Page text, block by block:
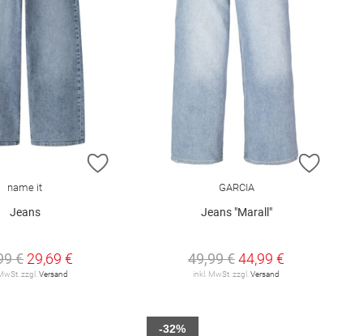
HINZUFÜGEN ZUR WUNSCHLISTE HINZUFÜGEN
name it
Jeans
€ 29,69 €
zzgl.Versand
ZUR
GARCIA
Jeans "Marall"
49,99 €44,99 €
inkl. MwSt. zzgl.Versand
-32%